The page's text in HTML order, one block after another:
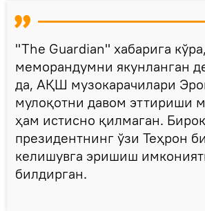
"The Guardian" хабарига
меморандумни якунланган
да, АҚШ музокарачилари
мулоқотни давом эттириши
ҳам истисно қилмаган.
президентнинг ўзи Теҳрон
келишувга эришиш
билдирган.